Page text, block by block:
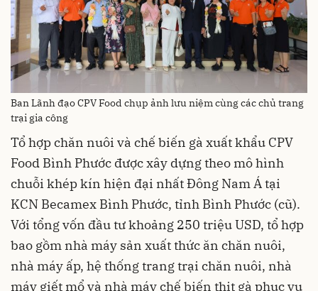
Ban Lãnh đạo CPV Food chụp ảnh lưu niệm cùng các chủ trang
trại gia công
Tổ hợp chăn nuôi và chế biến gà xuất khẩu CPV
Food Bình Phước được xây dựng theo mô hình
chuỗi khép kín hiện đại nhất Đông Nam Á tại
KCN Becamex Bình Phước, tỉnh Bình Phước (cũ).
Với tổng vốn đầu tư khoảng 250 triệu USD, tổ hợp
bao gồm nhà máy sản xuất thức ăn chăn nuôi,
nhà máy ấp, hệ thống trang trại chăn nuôi, nhà
máy giết mổ và nhà máy chế biến thịt gà phục vụ